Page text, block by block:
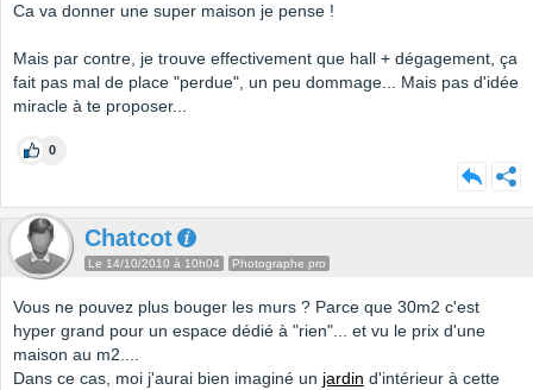
Ca va donner une super maison je pense !
Mais par contre, je trouve effectivement que hall + dégagement, ça
fait pas mal de place "perdue", un peu dommage... Mais pas d'idée
miracle à te proposer...
0
Chatcot
Le 14/10/2010 à 10h04 Photographe pro
Vous ne pouvez plus bouger les murs ? Parce que 30m2 c'est
hyper grand pour un espace dédié à "rien"... et vu le prix d'une
maison au m2....
Dans ce cas, moi j'aurai bien imaginé un jardin d'intérieur à cette